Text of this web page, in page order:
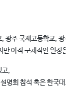
광주 국제고등학교, 광
아직 구체적인 일정은
고,
명회 참석 혹은 한국대